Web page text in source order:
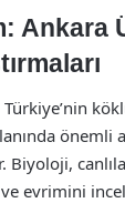
Ankara
önemli
ve evrimini